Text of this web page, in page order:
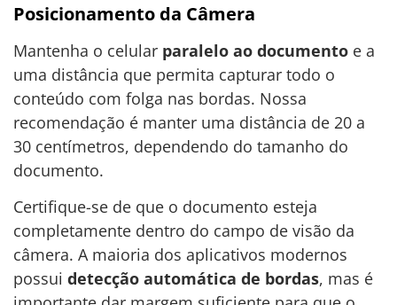
Posicionamento da Câmera
Mantenha o celular paralelo ao documento e a
uma distância que permita capturar todo o
conteúdo com folga nas bordas. Nossa
recomendação é manter uma distância de 20 a
30 centímetros, dependendo do tamanho do
documento.
Certifique-se de que o documento esteja
completamente dentro do campo de visão da
câmera. A maioria dos aplicativos modernos
possui detecção automática de bordas, mas é